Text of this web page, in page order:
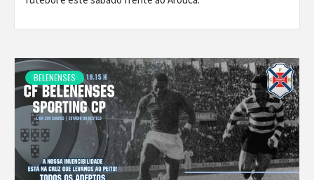
BELENENSES